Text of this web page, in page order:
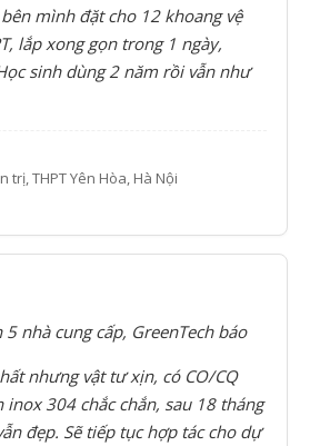
mình đặt cho 12 khoang vệ
lắp xong gọn trong 1 ngày,
sinh dùng 2 năm rồi vẫn như
THPT Yên Hòa, Hà Nội
5 nhà cung cấp, GreenTech báo
nhưng vật tư xịn, có CO/CQ
inox 304 chắc chắn, sau 18 tháng
đẹp. Sẽ tiếp tục hợp tác cho dự